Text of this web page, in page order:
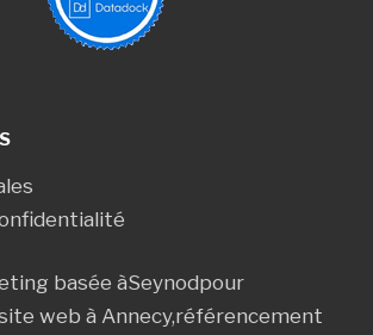
basée àSeynodpour
web à Annecy,référencement